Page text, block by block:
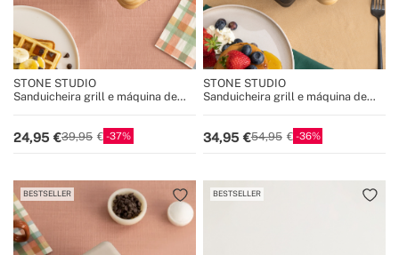
STONE STUDIO
Sanduicheira grill e máquina de
24,95 39,95 37
STONE STUDIO
Sanduicheira grill e máquina de
34,95 54,95 36
BESTSELLER BESTSELLER